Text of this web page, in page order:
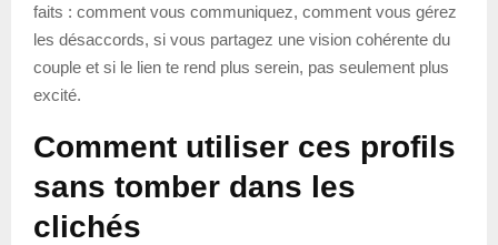
faits : comment vous communiquez, comment vous gérez
les désaccords, si vous partagez une vision cohérente du
couple et si le lien te rend plus serein, pas seulement plus
excité.
Comment utiliser ces profils
sans tomber dans les
clichés